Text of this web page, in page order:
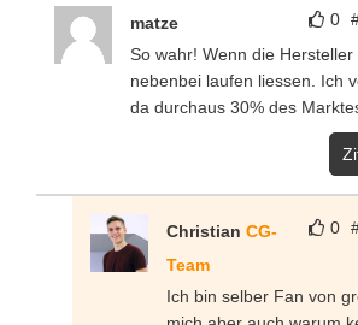
0
matze
So wahr! Wenn die
nebenbei laufen liessen. Ich
da durchaus 30% des
0
Christian CG-
Team
Ich bin selber Fan von